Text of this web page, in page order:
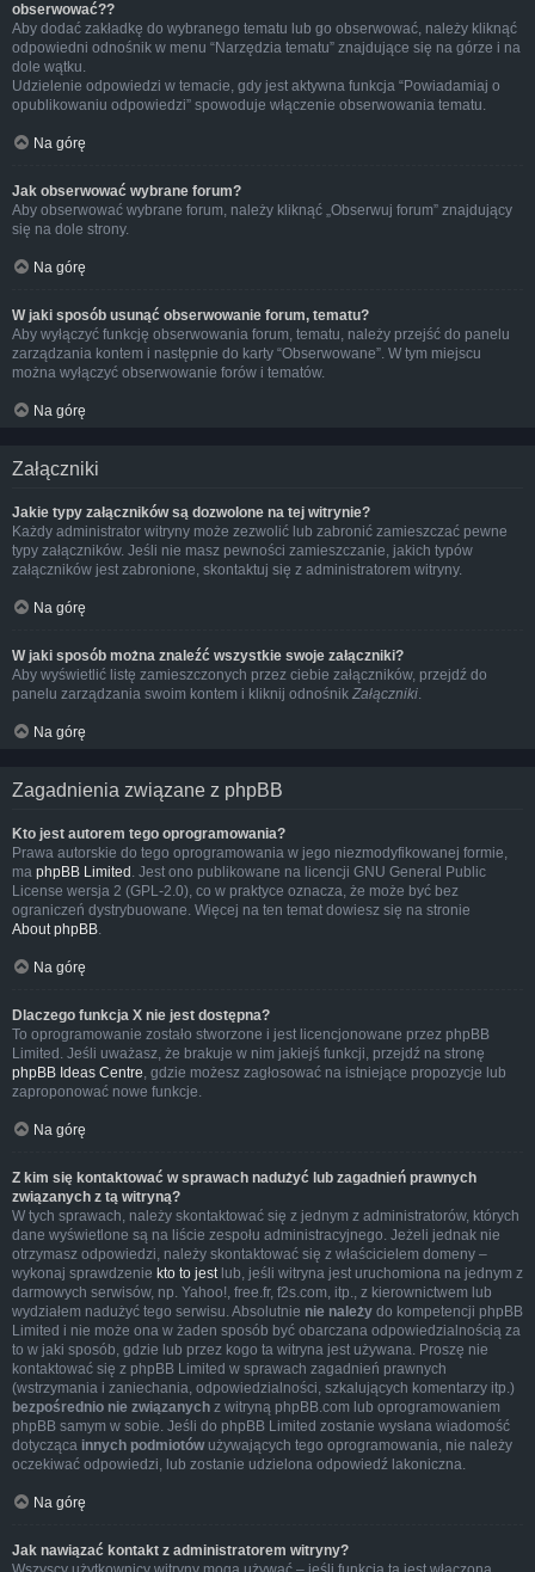
obserwować??
Aby dodać zakładkę do wybranego tematu lub go obserwować, należy kliknąć
odpowiedni odnośnik w menu “Narzędzia tematu” znajdujące się na górze i na
dole wątku.
Udzielenie odpowiedzi w temacie, gdy jest aktywna funkcja “Powiadamiaj o
opublikowaniu odpowiedzi” spowoduje włączenie obserwowania tematu.
Na górę
Jak obserwować wybrane forum?
Aby obserwować wybrane forum, należy kliknąć „Obserwuj forum” znajdujący
się na dole strony.
Na górę
W jaki sposób usunąć obserwowanie forum, tematu?
Aby wyłączyć funkcję obserwowania forum, tematu, należy przejść do panelu
zarządzania kontem i następnie do karty “Obserwowane”. W tym miejscu
można wyłączyć obserwowanie forów i tematów.
Na górę
Załączniki
Jakie typy załączników są dozwolone na tej witrynie?
Każdy administrator witryny może zezwolić lub zabronić zamieszczać pewne
typy załączników. Jeśli nie masz pewności zamieszczanie, jakich typów
załączników jest zabronione, skontaktuj się z administratorem witryny.
Na górę
W jaki sposób można znaleźć wszystkie swoje załączniki?
Aby wyświetlić listę zamieszczonych przez ciebie załączników, przejdź do
panelu zarządzania swoim kontem i kliknij odnośnik Załączniki.
Na górę
Zagadnienia związane z phpBB
Kto jest autorem tego oprogramowania?
Prawa autorskie do tego oprogramowania w jego niezmodyfikowanej formie,
ma phpBB Limited . Jest ono publikowane na licencji GNU General Public
License wersja 2 (GPL-2.0), co w praktyce oznacza, że może być bez
ograniczeń dystrybuowane. Więcej na ten temat dowiesz się na stronie
About phpBB.
Na górę
Dlaczego funkcja X nie jest dostępna?
To oprogramowanie zostało stworzone i jest licencjonowane przez phpBB
Limited. Jeśli uważasz, że brakuje w nim jakiejś funkcji, przejdź na stronę
phpBB Ideas Centre, gdzie możesz zagłosować na istniejące propozycje lub
zaproponować nowe funkcje.
Na górę
Z kim się kontaktować w sprawach nadużyć lub zagadnień prawnych
związanych z tą witryną?
W tych sprawach, należy skontaktować się z jednym z administratorów, których
dane wyświetlone są na liście zespołu administracyjnego. Jeżeli jednak nie
otrzymasz odpowiedzi, należy skontaktować się z właścicielem domeny –
wykonaj sprawdzenie kto to jestlub, jeśli witryna jest uruchomiona na jednym z
darmowych serwisów, np. Yahoo!, free.fr, f2s.com, itp., z kierownictwem lub
wydziałem nadużyć tego serwisu. Absolutnie nie należy do kompetencji phpBB
Limited i nie może ona w żaden sposób być obarczana odpowiedzialnością za
to w jaki sposób, gdzie lub przez kogo ta witryna jest używana. Proszę nie
kontaktować się z phpBB Limited w sprawach zagadnień prawnych
(wstrzymania i zaniechania, odpowiedzialności, szkalujących komentarzy itp.)
bezpośrednio nie związanych z witryną phpBB.com lub oprogramowaniem
phpBB samym w sobie. Jeśli do phpBB Limited zostanie wysłana wiadomość
dotycząca innych podmiotówużywających tego oprogramowania, nie należy
oczekiwać odpowiedzi, lub zostanie udzielona odpowiedź lakoniczna.
Na górę
Jak nawiązać kontakt z administratorem witryny?